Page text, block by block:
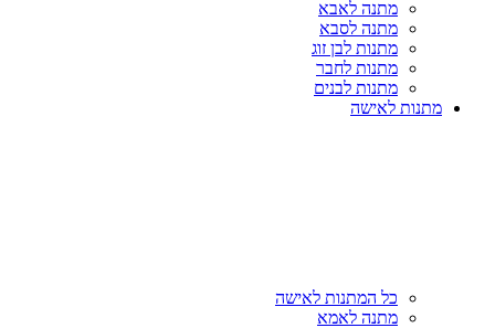
מתנה לאבא
מתנה לסבא
מתנות לבן זוג
מתנות לחבר
מתנות לבנים
מתנות לאישה
כל המתנות לאישה
מתנה לאמא